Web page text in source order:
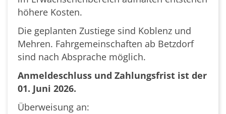
höhere Kosten.
Die geplanten Zustiege sind Koblenz und
Mehren. Fahrgemeinschaften ab Betzdorf
sind nach Absprache möglich.
Anmeldeschluss und Zahlungsfrist ist der
01. Juni 2026.
Überweisung an: